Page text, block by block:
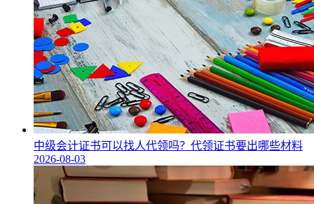
中级会计证书可以找人代领吗？代领证书要出哪些材料
2026-08-03